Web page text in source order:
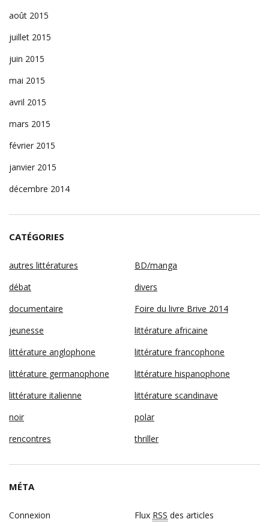
août 2015
juillet 2015
juin 2015
mai 2015
avril 2015
mars 2015
février 2015
janvier 2015
décembre 2014
CATÉGORIES
autres littératures
BD/manga
débat
divers
documentaire
Foire du livre Brive 2014
jeunesse
littérature africaine
littérature anglophone
littérature francophone
littérature germanophone
littérature hispanophone
littérature italienne
littérature scandinave
noir
polar
rencontres
thriller
MÉTA
Connexion Flux RSS des articles